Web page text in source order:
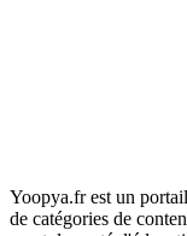
Yoopya.fr est un
de catégories de